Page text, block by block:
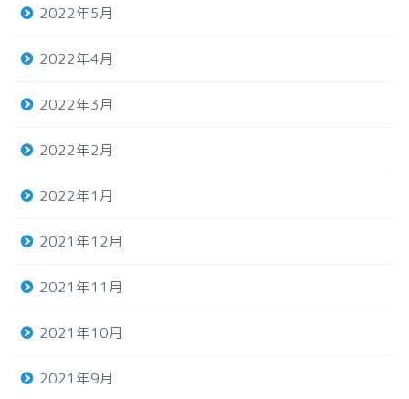
2022年5月
2022年4月
2022年3月
2022年2月
2022年1月
2021年12月
2021年11月
2021年10月
2021年9月